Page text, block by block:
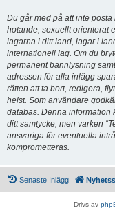
Du går med på att inte
hotande, sexuellt orienterat
lagarna i ditt land, lagar i
internationell lag. Om du
permanent bannlysning
adressen för alla inlägg
rätten att ta bort, redigera,
helst. Som användare
databas. Denna information
ditt samtycke, men varken
ansvariga för eventuella
komprometteras.
Senaste Inlägg
Drivs av